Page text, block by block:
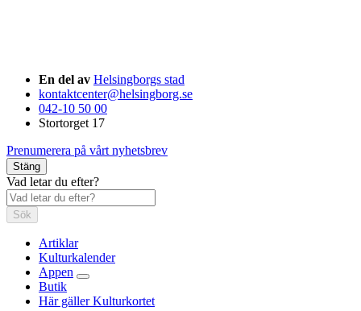
En del av Helsingborgs stad
kontaktcenter@helsingborg.se
042-10 50 00
Stortorget 17
Prenumerera på vårt nyhetsbrev
Stäng
Vad letar du efter?
Sök
Artiklar
Kulturkalender
Appen
Butik
Här gäller Kulturkortet